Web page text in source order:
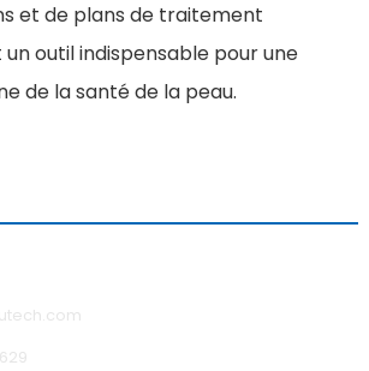
et de plans de traitement
outil indispensable pour une
de la santé de la peau.